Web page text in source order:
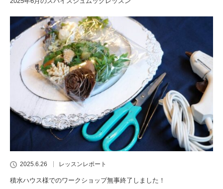
2025.6.26 レッスンレポート
積水ハウス様でのワークショップ無事終了しました！